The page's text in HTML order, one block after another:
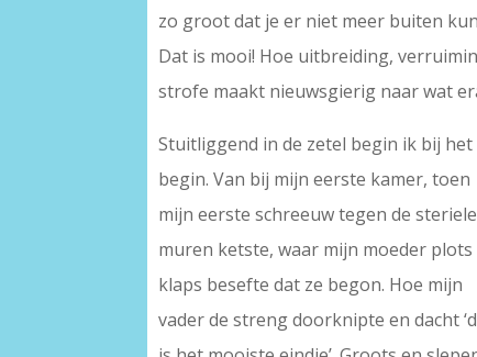
zo groot dat je er niet meer buiten kunt
Dat is mooi! Hoe uitbreiding,
strofe maakt nieuwsgierig naar wat
Stuitliggend in de zetel begin ik bij het
begin. Van bij mijn eerste kamer, toen
mijn eerste schreeuw tegen de steriele
muren ketste, waar mijn moeder plots
klaps besefte dat ze begon. Hoe mijn
vader de streng doorknipte en dacht